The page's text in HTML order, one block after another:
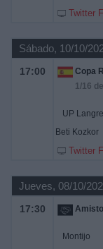
Twitter
Sábado, 10/10/
17:00
Copa
1/16
UP
Beti Kozkor
Twitter
Jueves, 08/10/
17:30
Montijo